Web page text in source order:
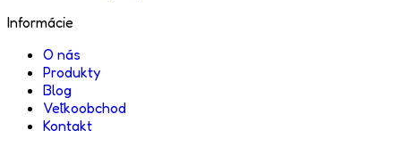
Informácie
O nás
Produkty
Blog
Veľkoobchod
Kontakt